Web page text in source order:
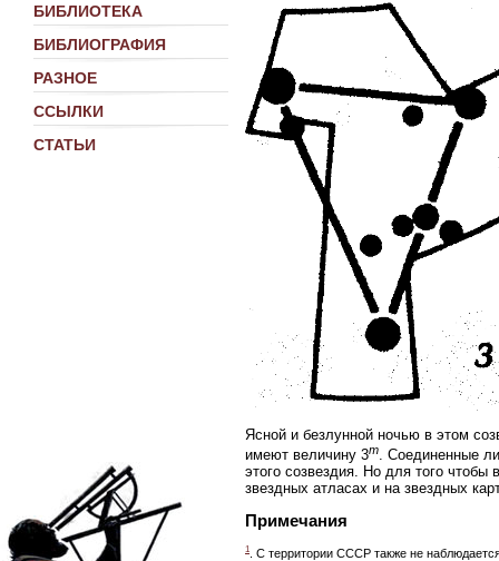
БИБЛИОТЕКА
БИБЛИОГРАФИЯ
РАЗНОЕ
ССЫЛКИ
СТАТЬИ
Ясной и безлунной ночью в этом
имеют величину 3m. Соединенные
этого созвездия. Но для того
звездных атласах и на звездных
Примечания
1 . С территории СССР также не